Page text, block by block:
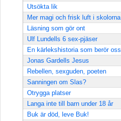
Utsökta lik
Mer magi och frisk luft i skolorna
Läsning som gör ont
Ulf Lundells 6 sex-pjäser
En kärlekshistoria som berör oss
Jonas Gardells Jesus
Rebellen, sexguden, poeten
Sanningen om Slas?
Otrygga platser
Langa inte till barn under 18 år
Buk är död, leve Buk!